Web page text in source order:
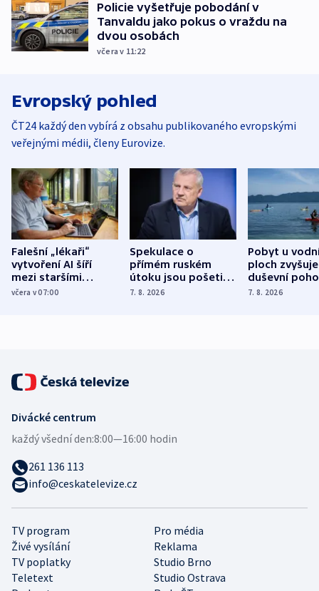
Policie vyšetřuje pobodání v
Tanvaldu jako pokus o vraždu na
dvou osobách
včera v 11:22
Evropský pohled
ČT24 každý den vybírá z obsahu publikovaného evropskými
veřejnými médii, členy Eurovize.
Falešní „lékaři“
vytvoření AI šíří
mezi staršími
Poláky nebezpečné
včera v 07:00
Spekulace o
přímém ruském
útoku jsou pošetilé,
míní estonský
7. 8. 2026
Pobyt u
ploch zvyšuje
duševní
ukázala
7. 8. 2026
TV program
Pro média
Živé vysílání
Reklama
TV poplatky
Studio Brno
Teletext
Studio Ostrava
Divácké centrum
každý všední den:8:00—16:00 hodin
261 136 113
info@ceskatelevize.cz